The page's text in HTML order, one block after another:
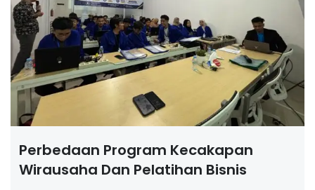
Perbedaan Program Kecakapan
Wirausaha Dan Pelatihan Bisnis